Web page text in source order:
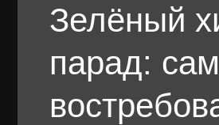
Зелёный
парад: